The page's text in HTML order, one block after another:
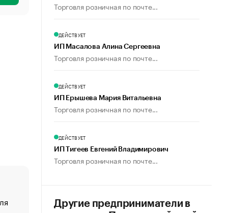
«От спорта тело стареет иначе». Как живет глава
Торговля розничная по почте...
ДЕЙСТВУЕТ
ИП Масалова Алина Сергеевна
Торговля розничная по почте...
ДЕЙСТВУЕТ
ИП Ерышева Мария Витальевна
Торговля розничная по почте...
ДЕЙСТВУЕТ
ИП Тигеев Евгений Владимирович
Торговля розничная по почте...
Другие предприниматели в